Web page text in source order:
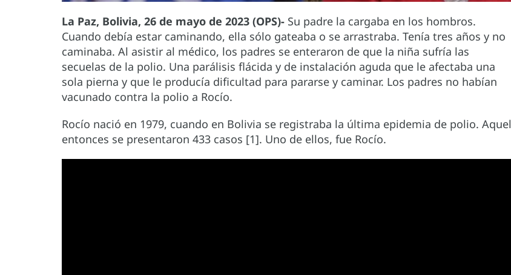
La Paz, Bolivia, 26 de mayo de 2023 (OPS)- Su padre la cargaba en los hombros.
Cuando debía estar caminando, ella sólo gateaba o se arrastraba. Tenía tres años y no
caminaba. Al asistir al médico, los padres se enteraron de que la niña sufría las
secuelas de la polio. Una parálisis flácida y de instalación aguda que le afectaba una
sola pierna y que le producía dificultad para pararse y caminar. Los padres no habían
vacunado contra la polio a Rocío.
Rocío nació en 1979, cuando en Bolivia se registraba la última epidemia de polio. Aquel
entonces se presentaron 433 casos [1]. Uno de ellos, fue Rocío.